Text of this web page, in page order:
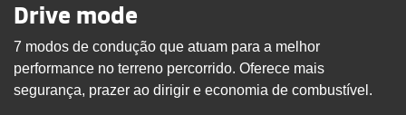
Drive mode
7 modos de condução que atuam para a melhor
performance no terreno percorrido. Oferece mais
segurança, prazer ao dirigir e economia de combustível.